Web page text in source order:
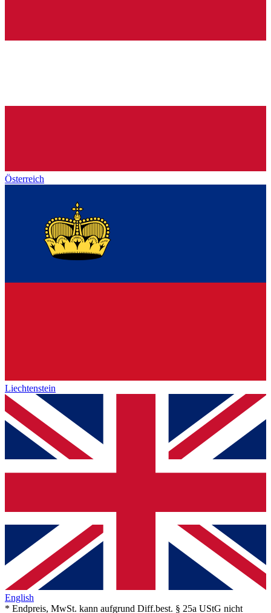
Österreich
Liechtenstein
English
* Endpreis, MwSt. kann aufgrund Diff.best. § 25a UStG nicht